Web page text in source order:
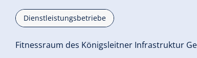
Dienstleistungsbetriebe
Fitnessraum des Königsleitner Infrastruktur